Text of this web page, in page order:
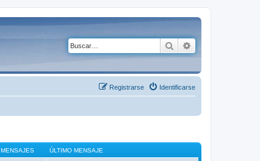
Buscar
Identificarse
Registrarse
MENSAJES ÚLTIMO MENSAJE